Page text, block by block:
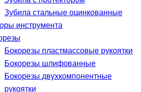
Зубила стальные оцинкованные
инструмента
Бокорезы пластмассовые рукоятки
Бокорезы шлифованные
Бокорезы двухкомпонентные